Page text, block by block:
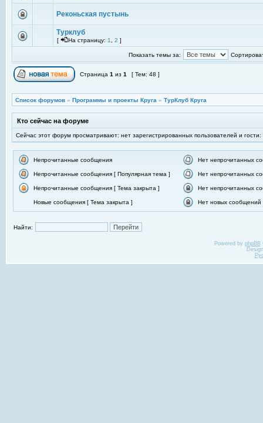
Реконьская пустынь
Турклуб
[ На страницу: 1 2 ]
Показать темы за:
Страница 1 из 1 [ Тем: 48 ]
Список форумов » Программы и проекты Круга » ТурКлуб Круга
Кто сейчас на форуме
Сейчас этот форум просматривают: нет зарегистрированных пользователей и гости:
Непрочитанные сообщения Нет непрочитанных
Непрочитанные сообщения [ Популярная тема ] Нет непрочитанных
Непрочитанные сообщения [ Тема закрыта ] Нет непрочитанных
Новые сообщения [ Тема закрыта ] Нет новых сообщений
Найти:
Powered by phpBB